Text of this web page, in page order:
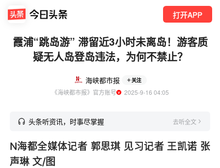
打开APP
霞浦“跳岛游” 滞留近3小时未离岛！游客质
疑无人岛登岛违法，为何不禁止？
海峡都市报 关注
《海峡都市报》官方账号
  2025-9-16 04:05
头条听资讯，时事尽掌握 去听全文
N海都全媒体记者 郭思琪 见习记者 王凯诺 张
声琳 文/图